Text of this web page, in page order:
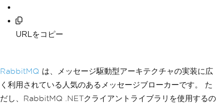
URLをコピー
RabbitMQ は、メッセージ駆動型アーキテクチャの実装に広
く利用されている人気のあるメッセージブローカーです。 た
だし、RabbitMQ .NETクライアントライブラリを使用するの